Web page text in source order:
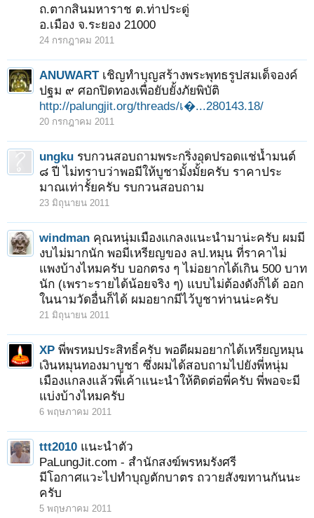
ถ.ตากสินมหาราช ต.ท่าประดู่
อ.เมือง จ.ระยอง 21000
24 กรกฎาคม 2011
ANUWART เชิญทำบุญสร้างพระพุทธรูปสมเด็จองค์
ปฐม ๙ ศอกปิดทองเพื่อยับยั้งภัยพิบัติ
http://palungjit.org/threads/เ�...280143.18/
20 กรกฎาคม 2011
ungku รบกวนสอบถามพระกริ่งอุดปรอดแช่น้ำมนต์
๘ ปี ไม่ทราบว่าพอมีให้บูชามั้งมั้ยครับ ราคาประ
มาณเท่ารั้ยครับ รบกวนสอบถาม
23 มิถุนายน 2011
windman คุณหนุ่มเมืองแกลงแนะนำมาน่ะครับ ผมมี
งบไม่มากนัก พอมีเหรียญของ ลป.หมุน ที่ราคาไม่
แพงบ้างไหมครับ บอกตรง ๆ ไม่อยากได้เกิน 500 บาท
นัก (เพราะรายได้น้อยจริง ๆ) แบบไม่ต้องดังก็ได้ ออก
ในนามวัดอื่นก็ได้ ผมอยากมีไว้บูชาท่านน่ะครับ
21 มิถุนายน 2011
XP พี่พรหมประสิทธิ์ครับ พอดีผมอยากได้เหรียญหมุน
เงินหมุนทองมาบูชา ซึ่งผมได้สอบถามไปยังพี่หนุ่ม
เมืองแกลงแล้วพี่เค้าแนะนำให้ติดต่อพี่ครับ พี่พอจะมี
แบ่งบ้างไหมครับ
6 พฤษภาคม 2011
ttt2010 แนะนำตัว
PaLungJit.com - สำนักสงฆ์พรหมรังศรี
มีโอกาศแวะไปทำบุญตักบาตร ถวายสังฆทานกันนะ
ครับ
5 พฤษภาคม 2011
3 4 5 ถัดไป >